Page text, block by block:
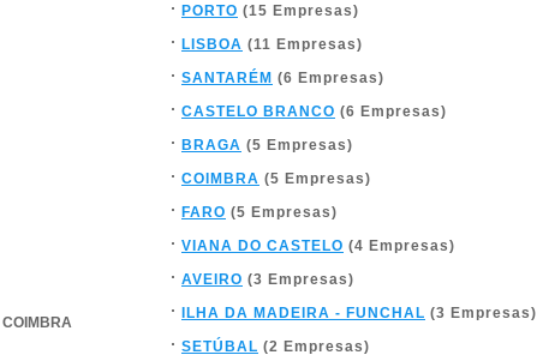
COIMBRA
PORTO (15 Empresas)
LISBOA (11 Empresas)
SANTARÉM (6 Empresas)
CASTELO BRANCO (6 Empresas)
BRAGA (5 Empresas)
COIMBRA (5 Empresas)
FARO (5 Empresas)
VIANA DO CASTELO (4 Empresas)
AVEIRO (3 Empresas)
ILHA DA MADEIRA - FUNCHAL (3 Empresas)
SETÚBAL (2 Empresas)